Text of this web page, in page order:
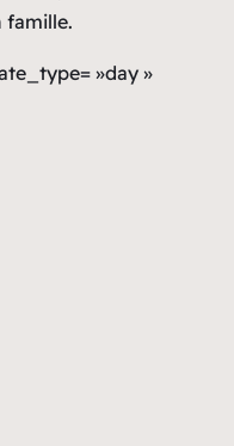
famille.
»day »